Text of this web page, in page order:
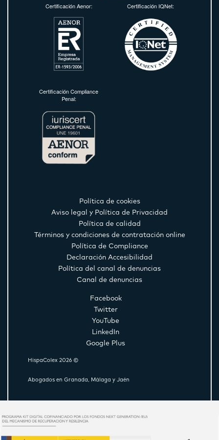
Certificación Aenor: Certificación IQNet:
Certificación Compliance
Penal:
Política de cookies
Aviso legal y Política de Privacidad
Política de calidad
Términos y condiciones de contratación online
Política de Compliance
Declaración Accesibilidad
Política del canal de denuncias
Canal de denuncias
Facebook
Twitter
YouTube
LinkedIn
Google Plus
HispaColex 2026 ©
Abogados en Granada, Málaga y Jaén